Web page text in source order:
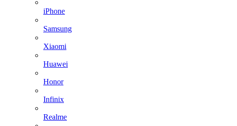
iPhone
Samsung
Xiaomi
Huawei
Honor
Infinix
Realme